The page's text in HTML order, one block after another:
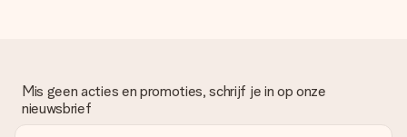
Mis geen acties en promoties, schrijf je in op onze
nieuwsbrief